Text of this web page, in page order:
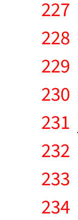
227
228
229
230
231
232
233
234